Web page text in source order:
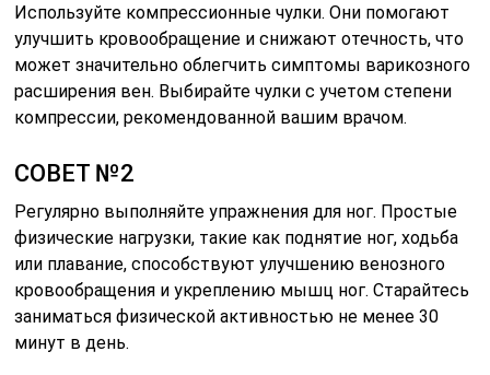
Используйте компрессионные чулки. Они помогают
улучшить кровообращение и снижают отечность, что
может значительно облегчить симптомы варикозного
расширения вен. Выбирайте чулки с учетом степени
компрессии, рекомендованной вашим врачом.
СОВЕТ №2
Регулярно выполняйте упражнения для ног. Простые
физические нагрузки, такие как поднятие ног, ходьба
или плавание, способствуют улучшению венозного
кровообращения и укреплению мышц ног. Старайтесь
заниматься физической активностью не менее 30
минут в день.